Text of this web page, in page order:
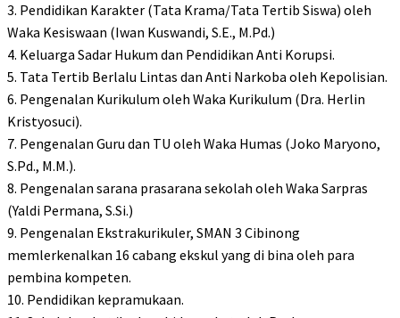
3. Pendidikan Karakter (Tata Krama/Tata Tertib Siswa) oleh
Waka Kesiswaan (Iwan Kuswandi, S.E., M.Pd.)
4. Keluarga Sadar Hukum dan Pendidikan Anti Korupsi.
5. Tata Tertib Berlalu Lintas dan Anti Narkoba oleh Kepolisian.
6. Pengenalan Kurikulum oleh Waka Kurikulum (Dra. Herlin
Kristyosuci).
7. Pengenalan Guru dan TU oleh Waka Humas (Joko Maryono,
S.Pd., M.M.).
8. Pengenalan sarana prasarana sekolah oleh Waka Sarpras
(Yaldi Permana, S.Si.)
9. Pengenalan Ekstrakurikuler, SMAN 3 Cibinong
memlerkenalkan 16 cabang ekskul yang di bina oleh para
pembina kompeten.
10. Pendidikan kepramukaan.